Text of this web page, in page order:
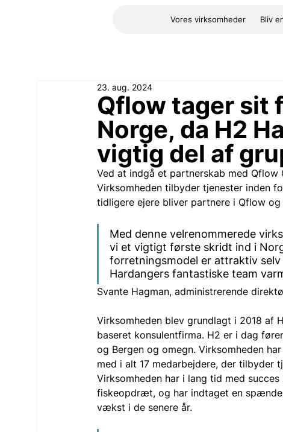
Vores virksomheder Bliv
Qflow tager sit
Norge, da H2
vigtig del af
23. aug. 2024
Ved at indgå et partnerskab med
Virksomheden tilbyder tjenester inden
tidligere ejere bliver partnere i Qflow
Med denne velrenommerede
vi et vigtigt første skridt ind i
forretningsmodel er attraktiv
Hardangers fantastiske team
Svante Hagman, administrerende
Virksomheden blev grundlagt i 2018 af
baseret konsulentfirma. H2 er i dag
og Bergen og omegn. Virksomheden
med i alt 17 medarbejdere, der tilbyder
Virksomheden har i lang tid med
fiskeopdræt, og har indtaget en
vækst i de senere år.